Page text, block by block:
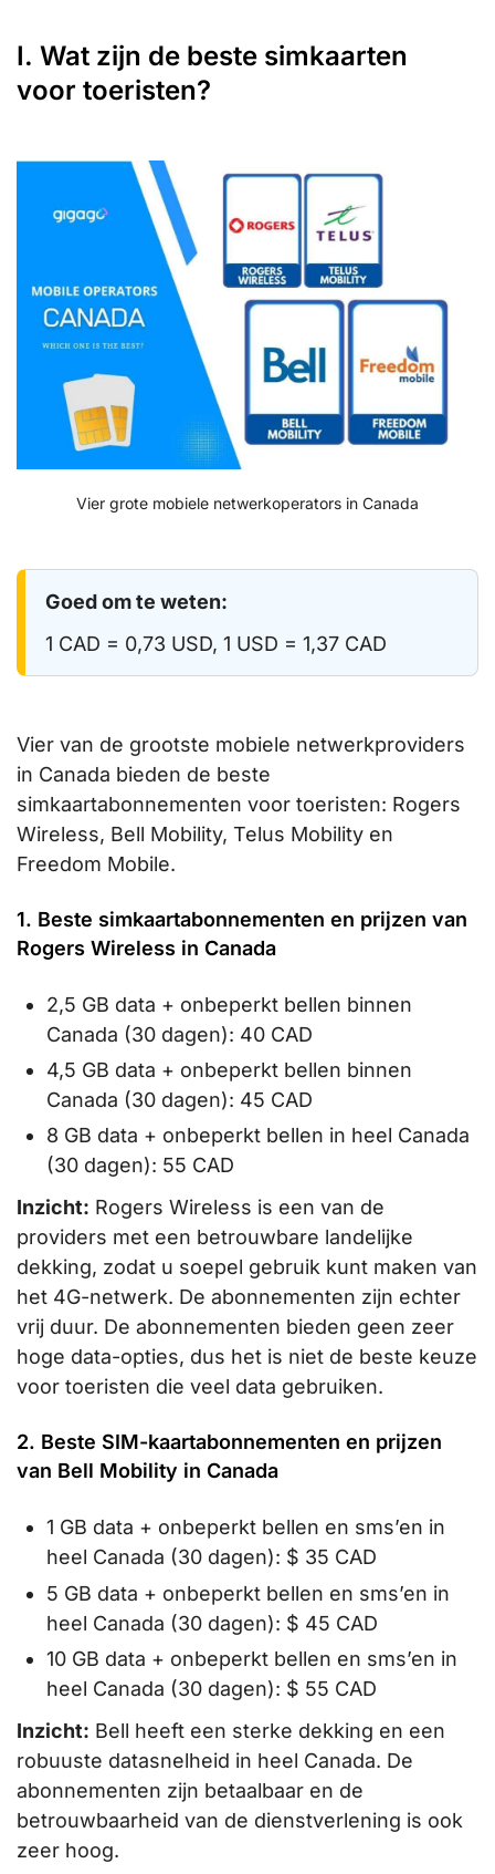
I. Wat zijn de beste simkaarten
voor toeristen?
Vier grote mobiele netwerkoperators in Canada
Goed om te weten:
1 CAD = 0,73 USD, 1 USD = 1,37 CAD
Vier van de grootste mobiele netwerkproviders
in Canada bieden de beste
simkaartabonnementen voor toeristen: Rogers
Wireless, Bell Mobility, Telus Mobility en
Freedom Mobile.
1. Beste simkaartabonnementen en prijzen van
Rogers Wireless in Canada
2,5 GB data + onbeperkt bellen binnen
Canada (30 dagen): 40 CAD
4,5 GB data + onbeperkt bellen binnen
Canada (30 dagen): 45 CAD
8 GB data + onbeperkt bellen in heel Canada
(30 dagen): 55 CAD
Inzicht: Rogers Wireless is een van de
providers met een betrouwbare landelijke
dekking, zodat u soepel gebruik kunt maken van
het 4G-netwerk. De abonnementen zijn echter
vrij duur. De abonnementen bieden geen zeer
hoge data-opties, dus het is niet de beste keuze
voor toeristen die veel data gebruiken.
2. Beste SIM-kaartabonnementen en prijzen
van Bell Mobility in Canada
1 GB data + onbeperkt bellen en sms’en in
heel Canada (30 dagen): $ 35 CAD
5 GB data + onbeperkt bellen en sms’en in
heel Canada (30 dagen): $ 45 CAD
10 GB data + onbeperkt bellen en sms’en in
heel Canada (30 dagen): $ 55 CAD
Inzicht: Bell heeft een sterke dekking en een
robuuste datasnelheid in heel Canada. De
abonnementen zijn betaalbaar en de
betrouwbaarheid van de dienstverlening is ook
zeer hoog.